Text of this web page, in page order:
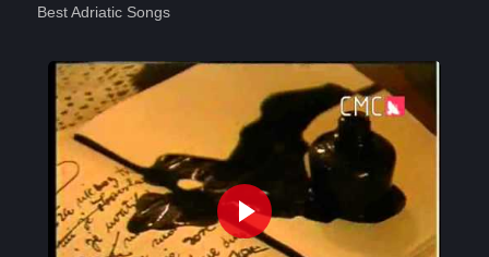
Best Adriatic Songs